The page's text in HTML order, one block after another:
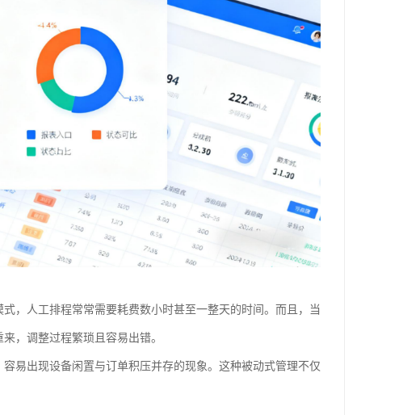
，人工排程常常需要耗费数小时甚至一整天的时间。而且，当
，调整过程繁琐且容易出错。
易出现设备闲置与订单积压并存的现象。这种被动式管理不仅